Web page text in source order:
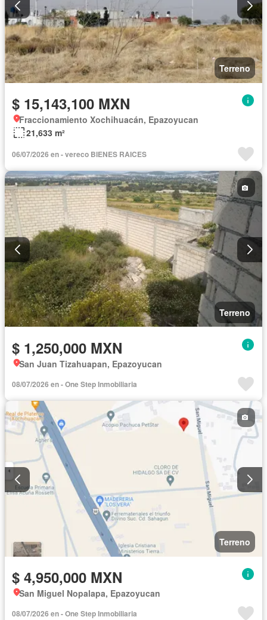
Terreno
$ 15,143,100 MXN
Fraccionamiento Xochihuacán, Epazoyucan
21,633 m²
06/07/2026 en - vereco BIENES RAICES
Terreno
$ 1,250,000 MXN
San Juan Tizahuapan, Epazoyucan
08/07/2026 en - One Step Inmobiliaria
Terreno
$ 4,950,000 MXN
San Miguel Nopalapa, Epazoyucan
08/07/2026 en - One Step Inmobiliaria